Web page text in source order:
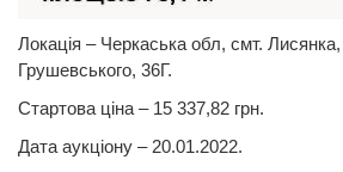
Локація – Черкаська обл, смт.
Грушевського, 36Г.
Стартова ціна – 15 337,82 грн.
Дата аукціону – 20.01.2022.